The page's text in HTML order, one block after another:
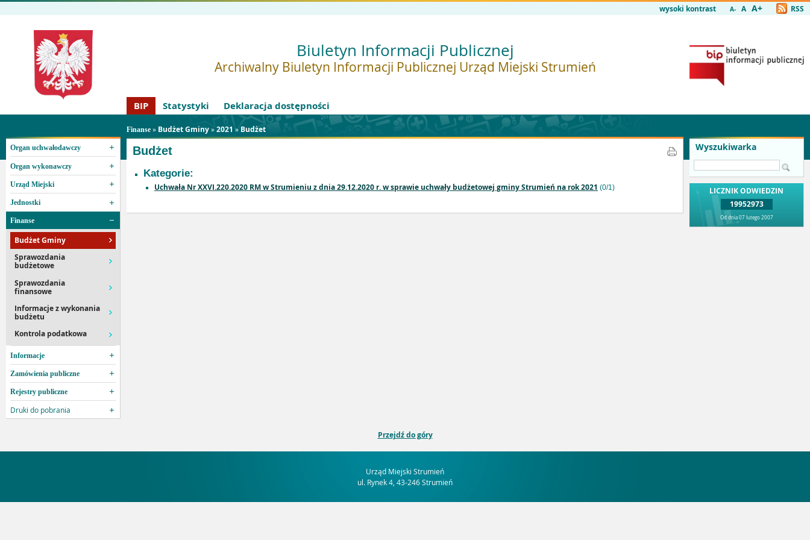
wysoki kontrast A- A A+ RSS
Biuletyn Informacji Publicznej
Archiwalny Biuletyn Informacji Publicznej Urząd Miejski Strumień
BIP Statystyki Deklaracja dostępności
Finanse » Budżet Gminy»2021 » Budżet
Organ uchwałodawczy
Organ wykonawczy
Urząd Miejski
Jednostki
Finanse
Budżet Gminy
Sprawozdania
budżetowe
Sprawozdania
finansowe
Informacje z wykonania
budżetu
Kontrola podatkowa
Informacje
Zamówienia publiczne
Rejestry publiczne
Druki do pobrania
Wyszukiwarka
LICZNIK ODWIEDZIN
19952973
Od dnia 07 lutego 2007
Budżet
Kategorie:
Uchwała Nr XXVI.220.2020 RM w Strumieniu z dnia 29.12.2020 r. w sprawie uchwały budżetowej gminy Strumień na rok 2021 (0/1)
Przejdź do góry
Urząd Miejski Strumień
ul. Rynek 4, 43-246 Strumień